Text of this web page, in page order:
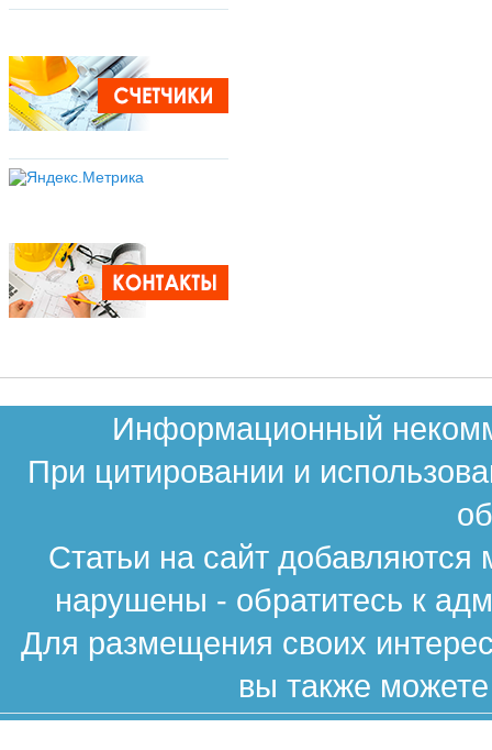
Информационный
При цитировании и
Статьи на сайт
нарушены - обратитесь к
Для размещения своих
вы также